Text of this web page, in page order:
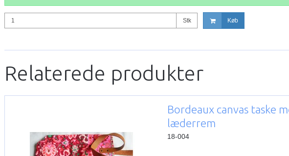
Stk Køb
Relaterede produkter
Bordeaux canvas taske
læderrem
18-004